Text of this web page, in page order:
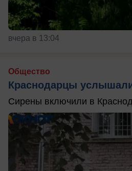
вчера в 13:04
Общество
Краснодарцы
Сирены включили в